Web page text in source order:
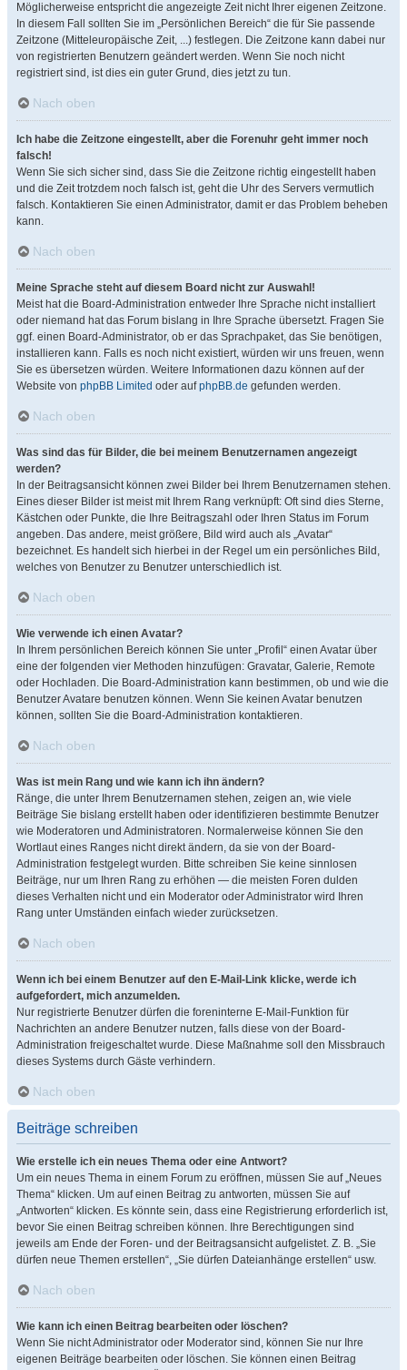
Möglicherweise entspricht die angezeigte Zeit nicht Ihrer eigenen Zeitzone.
In diesem Fall sollten Sie im „Persönlichen Bereich“ die für Sie passende
Zeitzone (Mitteleuropäische Zeit, ...) festlegen. Die Zeitzone kann dabei nur
von registrierten Benutzern geändert werden. Wenn Sie noch nicht
registriert sind, ist dies ein guter Grund, dies jetzt zu tun.
Nach oben
Ich habe die Zeitzone eingestellt, aber die Forenuhr geht immer noch
falsch!
Wenn Sie sich sicher sind, dass Sie die Zeitzone richtig eingestellt haben
und die Zeit trotzdem noch falsch ist, geht die Uhr des Servers vermutlich
falsch. Kontaktieren Sie einen Administrator, damit er das Problem beheben
kann.
Nach oben
Meine Sprache steht auf diesem Board nicht zur Auswahl!
Meist hat die Board-Administration entweder Ihre Sprache nicht installiert
oder niemand hat das Forum bislang in Ihre Sprache übersetzt. Fragen Sie
ggf. einen Board-Administrator, ob er das Sprachpaket, das Sie benötigen,
installieren kann. Falls es noch nicht existiert, würden wir uns freuen, wenn
Sie es übersetzen würden. Weitere Informationen dazu können auf der
Website von phpBB Limited oder aufphpBB.de gefunden werden.
Nach oben
Was sind das für Bilder, die bei meinem Benutzernamen angezeigt
werden?
In der Beitragsansicht können zwei Bilder bei Ihrem Benutzernamen stehen.
Eines dieser Bilder ist meist mit Ihrem Rang verknüpft: Oft sind dies Sterne,
Kästchen oder Punkte, die Ihre Beitragszahl oder Ihren Status im Forum
angeben. Das andere, meist größere, Bild wird auch als „Avatar“
bezeichnet. Es handelt sich hierbei in der Regel um ein persönliches Bild,
welches von Benutzer zu Benutzer unterschiedlich ist.
Nach oben
Wie verwende ich einen Avatar?
In Ihrem persönlichen Bereich können Sie unter „Profil“ einen Avatar über
eine der folgenden vier Methoden hinzufügen: Gravatar, Galerie, Remote
oder Hochladen. Die Board-Administration kann bestimmen, ob und wie die
Benutzer Avatare benutzen können. Wenn Sie keinen Avatar benutzen
können, sollten Sie die Board-Administration kontaktieren.
Nach oben
Was ist mein Rang und wie kann ich ihn ändern?
Ränge, die unter Ihrem Benutzernamen stehen, zeigen an, wie viele
Beiträge Sie bislang erstellt haben oder identifizieren bestimmte Benutzer
wie Moderatoren und Administratoren. Normalerweise können Sie den
Wortlaut eines Ranges nicht direkt ändern, da sie von der Board-
Administration festgelegt wurden. Bitte schreiben Sie keine sinnlosen
Beiträge, nur um Ihren Rang zu erhöhen — die meisten Foren dulden
dieses Verhalten nicht und ein Moderator oder Administrator wird Ihren
Rang unter Umständen einfach wieder zurücksetzen.
Nach oben
Wenn ich bei einem Benutzer auf den E-Mail-Link klicke, werde ich
aufgefordert, mich anzumelden.
Nur registrierte Benutzer dürfen die foreninterne E-Mail-Funktion für
Nachrichten an andere Benutzer nutzen, falls diese von der Board-
Administration freigeschaltet wurde. Diese Maßnahme soll den Missbrauch
dieses Systems durch Gäste verhindern.
Nach oben
Beiträge schreiben
Wie erstelle ich ein neues Thema oder eine Antwort?
Um ein neues Thema in einem Forum zu eröffnen, müssen Sie auf „Neues
Thema“ klicken. Um auf einen Beitrag zu antworten, müssen Sie auf
„Antworten“ klicken. Es könnte sein, dass eine Registrierung erforderlich ist,
bevor Sie einen Beitrag schreiben können. Ihre Berechtigungen sind
jeweils am Ende der Foren- und der Beitragsansicht aufgelistet. Z. B. „Sie
dürfen neue Themen erstellen“, „Sie dürfen Dateianhänge erstellen“ usw.
Nach oben
Wie kann ich einen Beitrag bearbeiten oder löschen?
Wenn Sie nicht Administrator oder Moderator sind, können Sie nur Ihre
eigenen Beiträge bearbeiten oder löschen. Sie können einen Beitrag